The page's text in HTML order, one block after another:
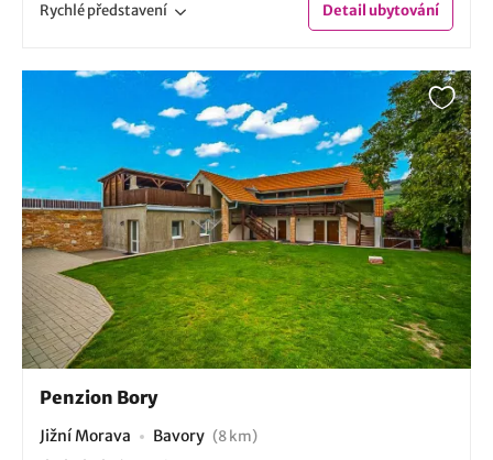
Rychlépředstavení Detailubytování
Penzion Bory
Jižní Morava Bavory (8 km)